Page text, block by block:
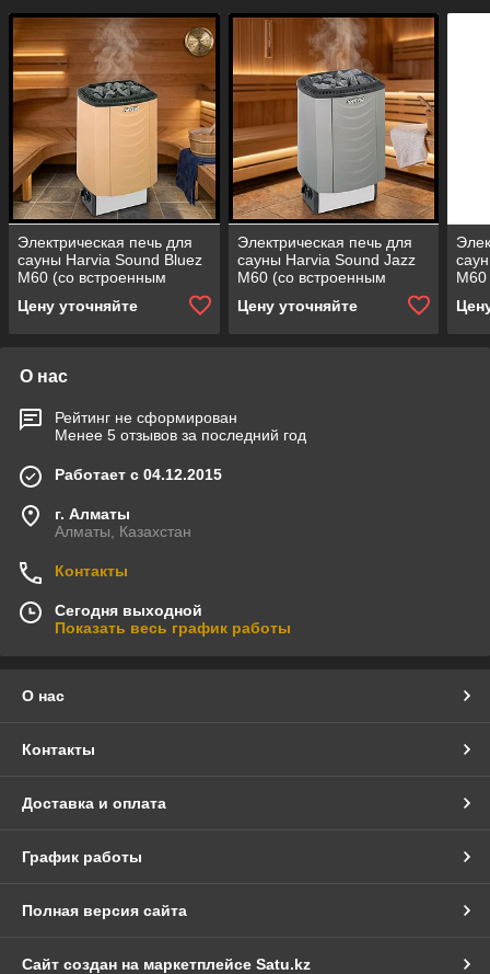
Электрическая печь для
сауны Harvia Sound Bluez
M60 (со встроенным
кВт)
Цену уточняйте
Электрическая печь для
сауны Harvia Sound Jazz
M60 (со встроенным
кВт)
Цену уточняйте
кВт)
О нас
Рейтинг не сформирован
Менее 5 отзывов за последний год
Работает с 04.12.2015
г. Алматы
Алматы, Казахстан
Контакты
Сегодня выходной
Показать весь график работы
О нас
Контакты
Доставка и оплата
График работы
Полная версия сайта
Сайт создан на маркетплейсе Satu.kz